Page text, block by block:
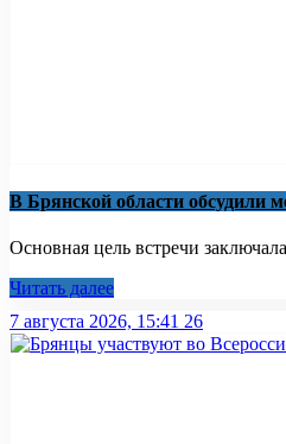
В Брянской области обсудили
Основная цель встречи
Читать далее
7 августа 2026, 15:41 26